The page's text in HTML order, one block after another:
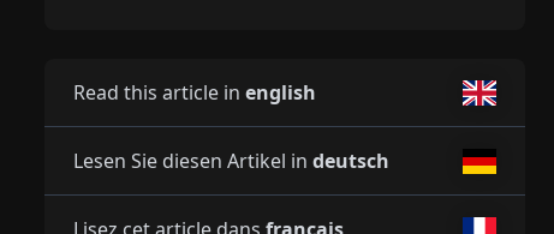
Read this article in english
Lesen Sie diesen Artikel in deutsch